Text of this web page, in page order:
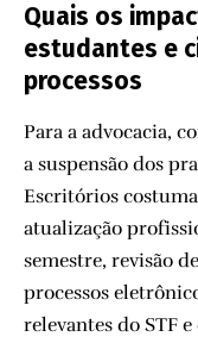
Quais os
estudantes e
processos
Para a advocacia,
a suspensão dos
Escritórios
atualização
semestre, revisão
processos
relevantes do STF